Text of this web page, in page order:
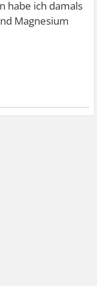
habe ich damals
Magnesium